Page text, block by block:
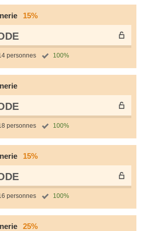
15%
personnes 100%
personnes 100%
15%
personnes 100%
25%